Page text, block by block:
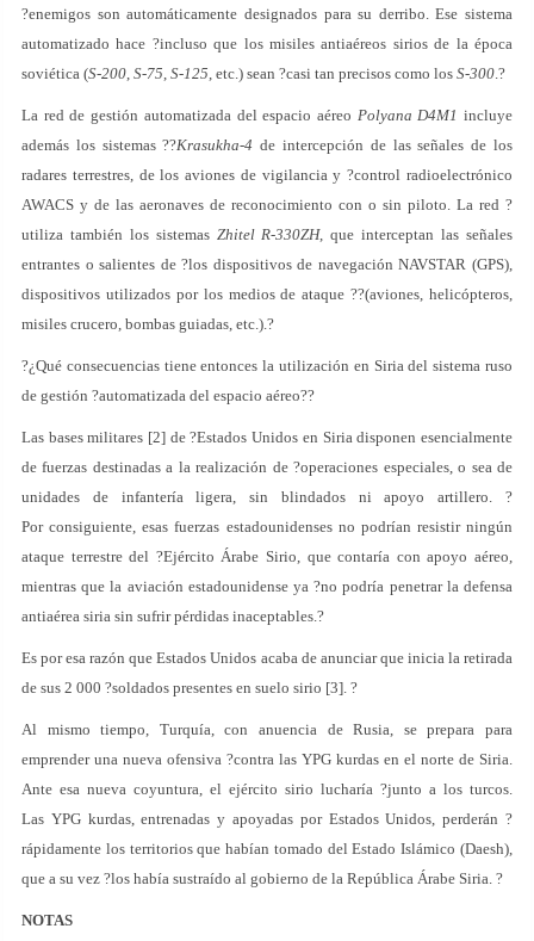
?enemigos son automáticamente designados para su derribo. Ese sistema
automatizado hace ?incluso que los misiles antiaéreos sirios de la época
soviética (S-200, S-75, S-125, etc.) sean ?casi tan precisos como los S-300.?
La red de gestión automatizada del espacio aéreo Polyana D4M1 incluye
además los sistemas ??Krasukha-4 de intercepción de las señales de los
radares terrestres, de los aviones de vigilancia y ?control radioelectrónico
AWACS y de las aeronaves de reconocimiento con o sin piloto. La red ?
utiliza también los sistemas Zhitel R-330ZH, que interceptan las señales
entrantes o salientes de ?los dispositivos de navegación NAVSTAR (GPS),
dispositivos utilizados por los medios de ataque ??(aviones, helicópteros,
misiles crucero, bombas guiadas, etc.).?
?¿Qué consecuencias tiene entonces la utilización en Siria del sistema ruso
de gestión ?automatizada del espacio aéreo??
Las bases militares [2] de ?Estados Unidos en Siria disponen esencialmente
de fuerzas destinadas a la realización de ?operaciones especiales, o sea de
unidades de infantería ligera, sin blindados ni apoyo artillero. ?
Por consiguiente, esas fuerzas estadounidenses no podrían resistir ningún
ataque terrestre del ?Ejército Árabe Sirio, que contaría con apoyo aéreo,
mientras que la aviación estadounidense ya ?no podría penetrar la defensa
antiaérea siria sin sufrir pérdidas inaceptables.?
Es por esa razón que Estados Unidos acaba de anunciar que inicia la retirada
de sus 2 000 ?soldados presentes en suelo sirio [3]. ?
Al mismo tiempo, Turquía, con anuencia de Rusia, se prepara para
emprender una nueva ofensiva ?contra las YPG kurdas en el norte de Siria.
Ante esa nueva coyuntura, el ejército sirio lucharía ?junto a los turcos.
Las YPG kurdas, entrenadas y apoyadas por Estados Unidos, perderán ?
rápidamente los territorios que habían tomado del Estado Islámico (Daesh),
que a su vez ?los había sustraído al gobierno de la República Árabe Siria. ?
NOTAS